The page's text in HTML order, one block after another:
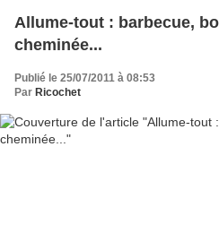
Allume-tout : barbecue,
cheminée...
Publié le 25/07/2011 à 08:53
Par Ricochet